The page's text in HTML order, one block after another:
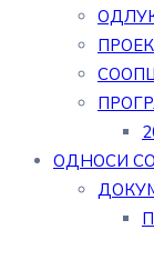
ОДНОСИ